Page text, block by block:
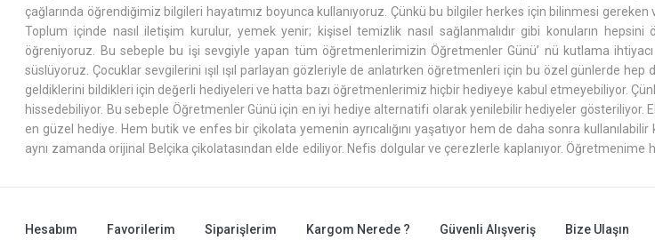
çağlarında öğrendiğimiz bilgileri hayatımız boyunca kullanıyoruz. Çünkü bu bilgiler herkes için bilinmesi
Toplum içinde nasıl iletişim kurulur, yemek yenir; kişisel temizlik nasıl sağlanmalıdır gibi konuların
öğreniyoruz. Bu sebeple bu işi sevgiyle yapan tüm öğretmenlerimizin Öğretmenler Günü’ nü kutlama
süslüyoruz. Çocuklar sevgilerini ışıl ışıl parlayan gözleriyle de anlatırken öğretmenleri için bu özel günlerde
geldiklerini bildikleri için değerli hediyeleri ve hatta bazı öğretmenlerimiz hiçbir hediyeye kabul etmeyebiliyor.
hissedebiliyor. Bu sebeple Öğretmenler Günü için en iyi hediye alternatifi olarak yenilebilir hediyeler gösteriliyor.
en güzel hediye. Hem butik ve enfes bir çikolata yemenin ayrıcalığını yaşatıyor hem de daha sonra kullanılabilir
aynı zamanda orijinal Belçika çikolatasından elde ediliyor. Nefis dolgular ve çerezlerle kaplanıyor.
HerÖğretmenler Günü’ nde yoğun bir tempoyla tazecik çikolataları üretirken paketlerini en kısa süre içerisinde
Hesabım
Favorilerim Siparişlerim Kargom Nerede ? Güvenli Alışveriş Bize Ulaşın